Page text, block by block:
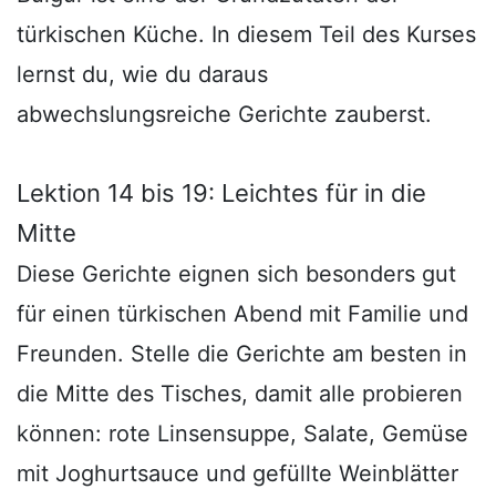
türkischen Küche. In diesem Teil des Kurses
lernst du, wie du daraus
abwechslungsreiche Gerichte zauberst.
Lektion 14 bis 19: Leichtes für in die
Mitte
Diese Gerichte eignen sich besonders gut
für einen türkischen Abend mit Familie und
Freunden. Stelle die Gerichte am besten in
die Mitte des Tisches, damit alle probieren
können: rote Linsensuppe, Salate, Gemüse
mit Joghurtsauce und gefüllte Weinblätter